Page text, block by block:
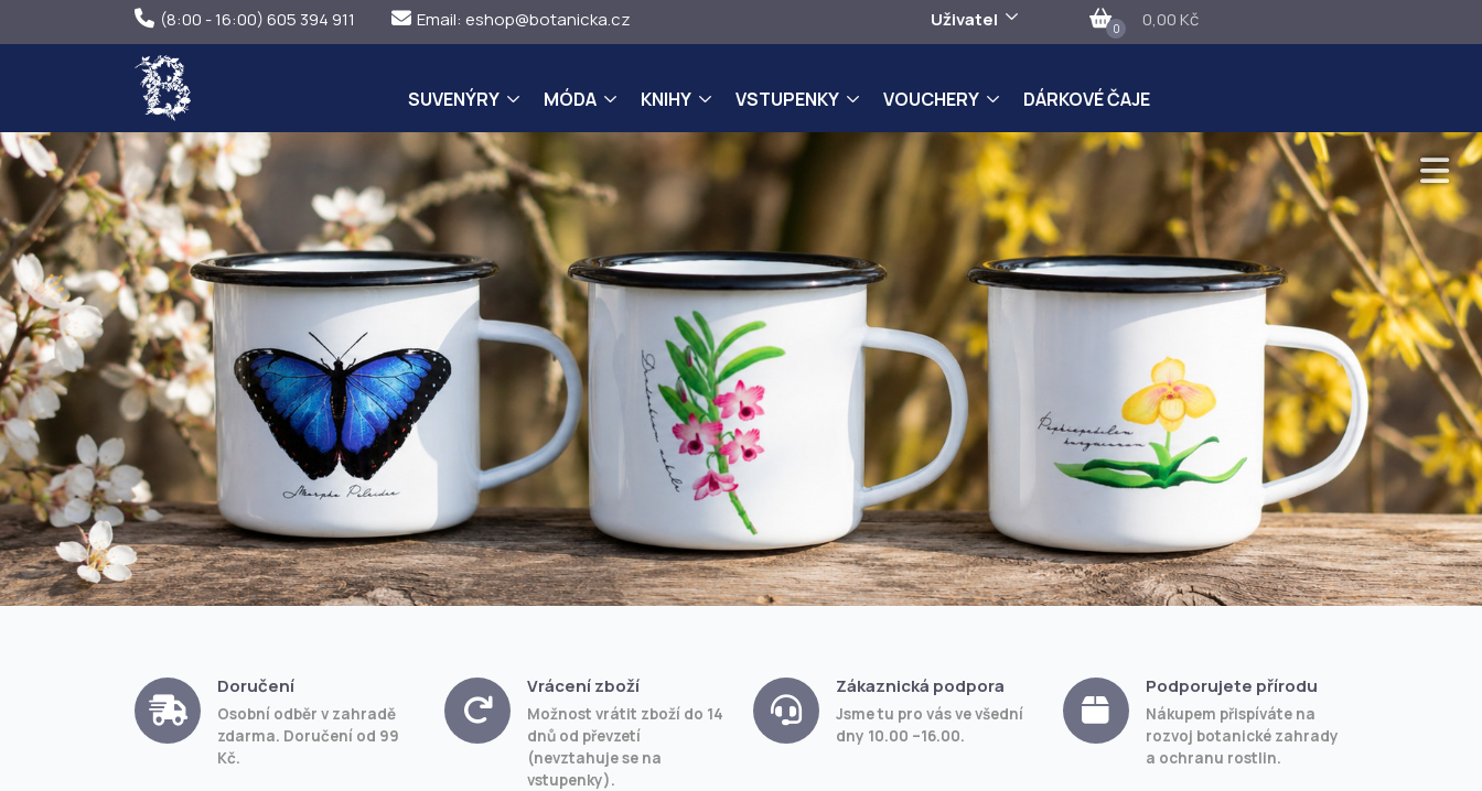
(8:00 - 16:00) 605 394 911 Email: eshop@botanicka.cz Uživatel 0 0,00 Kč
SUVENÝRY MÓDA KNIHY VSTUPENKY VOUCHERY DÁRKOVÉ ČAJE
Doručení
Osobní odběr v zahradě
zdarma. Doručení od 99
Kč.
Vrácení zboží
Možnost vrátit zboží do 14
dnů od převzetí
(nevztahuje se na
vstupenky).
Zákaznická podpora
Jsme tu pro vás ve všední
dny 10.00 –16.00.
Podporujete přírodu
Nákupem přispíváte na
rozvoj botanické zahrady
a ochranu rostlin.